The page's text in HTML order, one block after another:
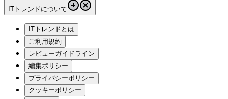
ITトレンドについて
ITトレンドとは
ご利用規約
レビューガイドライン
編集ポリシー
プライバシーポリシー
クッキーポリシー